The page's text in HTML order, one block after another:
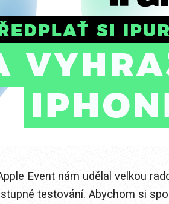
Event nám udělal velkou
testování. Abychom si